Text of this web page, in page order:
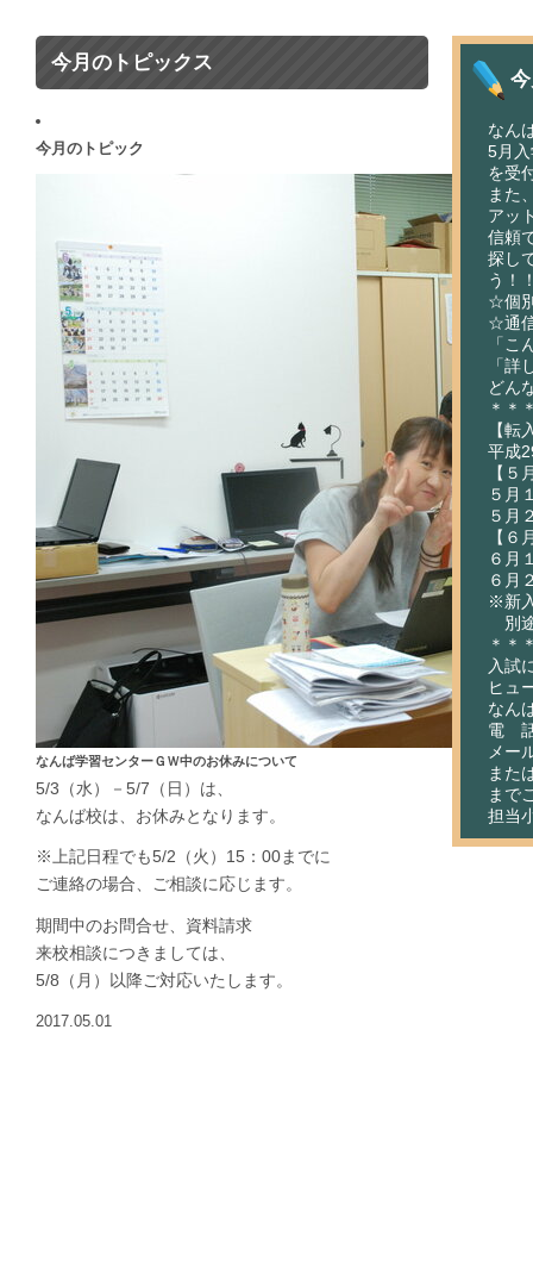
今月のトピックス
今月のトピック
なんば学習センターＧＷ中のお休みについて
5/3（水）－5/7（日）は、
なんば校は、お休みとなります。
※上記日程でも5/2（火）15：00までに
ご連絡の場合、ご相談に応じます。
期間中のお問合せ、資料請求
来校相談につきましては、
5/8（月）以降ご対応いたします。
2017.05.01
なん
5月
を受
また
アッ
信頼
探し
う！
☆個
☆通
「こ
「詳
どん
＊＊
【転
平成
【５
５月
５月
【６
６月
６月
※新
別
＊＊
入試
ヒュ
なん
電
メー
また
まで
担当